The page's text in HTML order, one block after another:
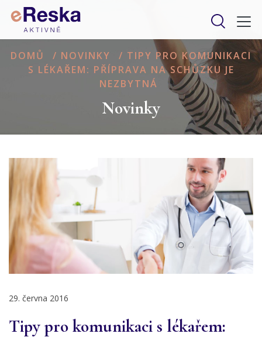
DOMŮ / NOVINKY / TIPY PRO KOMUNIKACI
S LÉKAŘEM: PŘÍPRAVA NA SCHŮZKU JE
NEZBYTNÁ
Novinky
29. června 2016
Tipy pro komunikaci s lékařem: